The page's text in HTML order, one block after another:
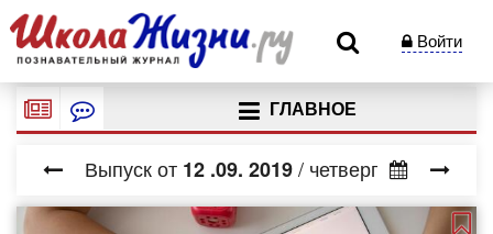
Войти
ГЛАВНОЕ
Выпуск от 12 .09. 2019/ четверг